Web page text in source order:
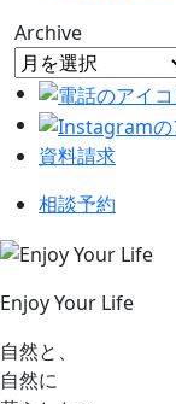
Archive
資料請求
相談予約
Enjoy Your Life
自然と、
自然に